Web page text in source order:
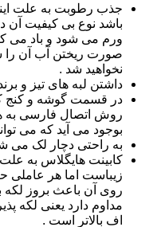
جذب رطوبت به علت
باشد نوع بی کیفیت
ورم می شود و باد می
صورت ریختن آب آن را
نخواهید شد .
داشتن لبه های تیز و
در قسمت گوشه و کنج
روش اتصال فارسی به
بوجود می آید که می
به راحتی دچار لک می
کابینت هایگلاس به
زیباست اما هر عاملی
روی آن باعث بروز لکه
مداوم دارد یعنی لکه
اف بالاتر است .